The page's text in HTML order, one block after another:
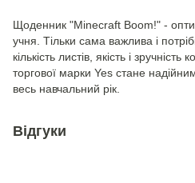
Щоденник "Minecraft Boom!" -
учня. Тільки сама важлива і
кількість листів, якість і
торгової марки Yes стане
весь навчальний рік.
Відгуки